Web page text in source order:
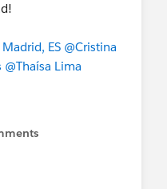
ES @Cristina
@Thaísa Lima
Madrid, ES
ES